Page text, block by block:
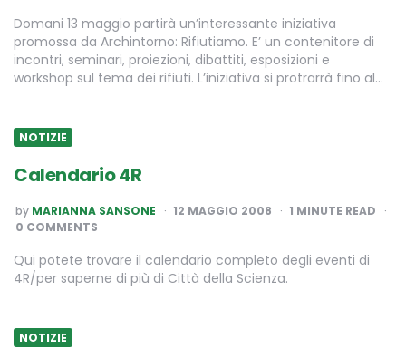
Domani 13 maggio partirà un’interessante iniziativa
promossa da Archintorno: Rifiutiamo. E’ un contenitore di
incontri, seminari, proiezioni, dibattiti, esposizioni e
workshop sul tema dei rifiuti. L’iniziativa si protrarrà fino al…
NOTIZIE
Calendario 4R
POSTED
BY
by MARIANNA SANSONE 12 MAGGIO 2008 1 MINUTE READ
0 COMMENTS
Qui potete trovare il calendario completo degli eventi di
4R/per saperne di più di Città della Scienza.
NOTIZIE